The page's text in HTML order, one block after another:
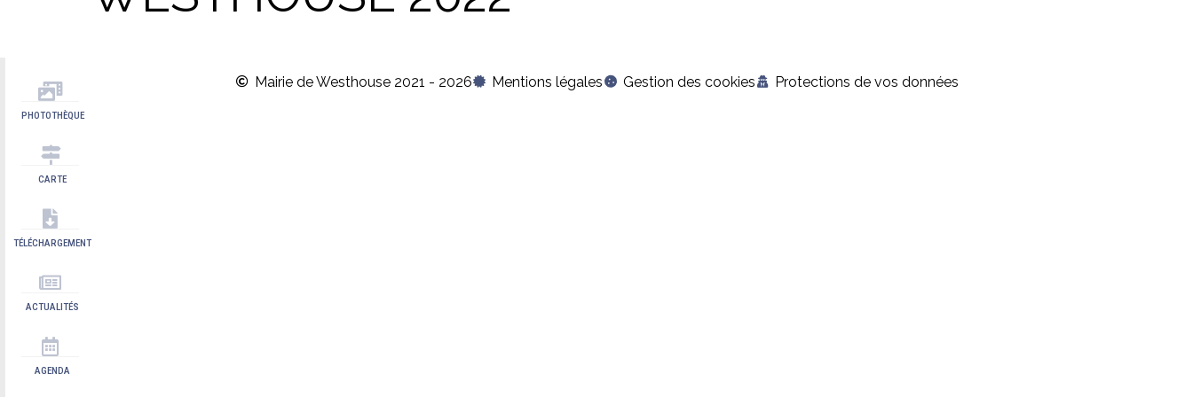
PHOTOTHÈQUE
CARTE
TÉLÉCHARGEMENT
ACTUALITÉS
AGENDA
Mairie de Westhouse 2021 - 2026 Mentions légales Gestion des cookies Protections de vos données